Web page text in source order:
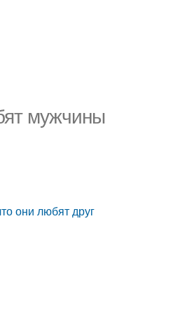
мужчины
они любят друг